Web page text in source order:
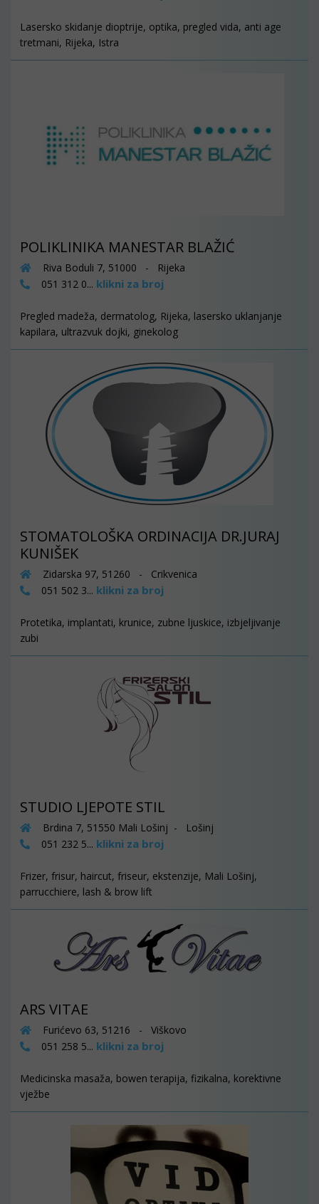
Lasersko skidanje dioptrije, optika, pregled vida, anti age
tretmani, Rijeka, Istra
POLIKLINIKA MANESTAR BLAŽIĆ
Riva Boduli 7, 51000 - Rijeka
051 312 0... klikni za broj
Pregled madeža, dermatolog, Rijeka, lasersko uklanjanje
kapilara, ultrazvuk dojki, ginekolog
STOMATOLOŠKA ORDINACIJA DR.JURAJ
KUNIŠEK
Zidarska 97, 51260 - Crikvenica
051 502 3... klikni za broj
Protetika, implantati, krunice, zubne ljuskice, izbjeljivanje
zubi
STUDIO LJEPOTE STIL
Brdina 7, 51550 Mali Lošinj - Lošinj
051 232 5... klikni za broj
Frizer, frisur, haircut, friseur, ekstenzije, Mali Lošinj,
parrucchiere, lash & brow lift
ARS VITAE
Furićevo 63, 51216 - Viškovo
051 258 5... klikni za broj
Medicinska masaža, bowen terapija, fizikalna, korektivne
vježbe